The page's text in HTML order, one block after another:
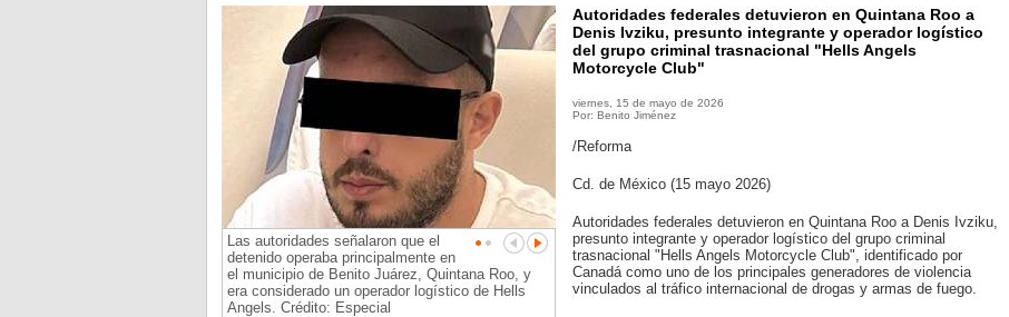
Las autoridades señalaron que el
detenido operaba principalmente en
el municipio de Benito Juárez, Quintana Roo, y
era considerado un operador logístico de Hells
Angels. Crédito: Especial
Autoridades federales detuvieron en Quintana Roo a
Denis Ivziku, presunto integrante y operador logístico
del grupo criminal trasnacional "Hells Angels
Motorcycle Club"
viernes, 15 de mayo de 2026
Por: Benito Jiménez
/Reforma
Cd. de México (15 mayo 2026)
Autoridades federales detuvieron en Quintana Roo a Denis Ivziku,
presunto integrante y operador logístico del grupo criminal
trasnacional "Hells Angels Motorcycle Club", identificado por
Canadá como uno de los principales generadores de violencia
vinculados al tráfico internacional de drogas y armas de fuego.